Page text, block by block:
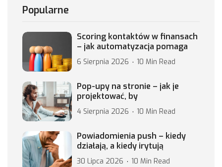
Popularne
Scoring kontaktów w finansach
– jak automatyzacja pomaga
6 Sierpnia 2026 10 Min Read
Pop-upy na stronie – jak je
projektować, by
4 Sierpnia 2026 10 Min Read
Powiadomienia push – kiedy
działają, a kiedy irytują
30 Lipca 2026 10 Min Read